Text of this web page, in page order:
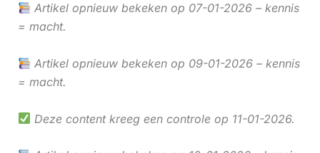
Artikel opnieuw bekeken op 07-01-2026 – kennis
= macht.
Artikel opnieuw bekeken op 09-01-2026 – kennis
= macht.
Deze content kreeg een controle op 11-01-2026.